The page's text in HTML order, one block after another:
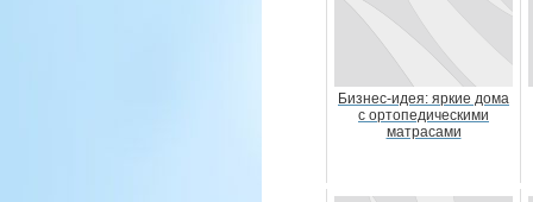
Бизнес-идея: яркие дома
с ортопедическими
матрасами